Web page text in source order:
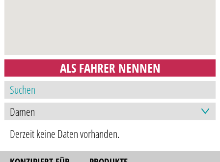
ALS FAHRER NENNEN
Derzeit keine Daten vorhanden.